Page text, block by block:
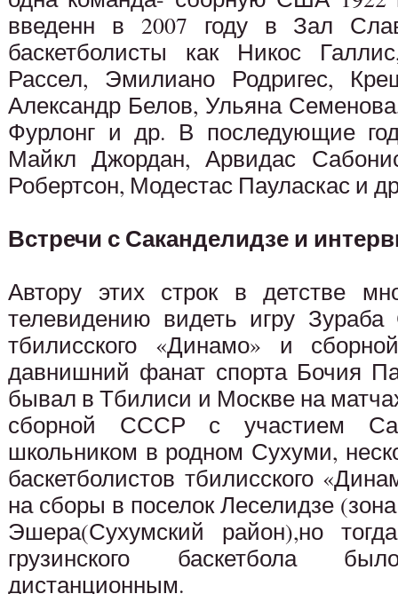
введенн в 2007 году в Зал
баскетболисты как Никос
Рассел, Эмилиано Родригес,
Александр Белов, Ульяна
Фурлонг и др. В последующие
Майкл Джордан, Арвидас
Робертсон, Модестас Пауласкас и
Встречи с Саканделидзе и
Автору этих строк в детстве
телевидению видеть игру Зураба
тбилисского «Динамо» и
давнишний фанат спорта Бочия
бывал в Тбилиси и Москве на
сборной СССР с участием
школьником в родном Сухуми,
баскетболистов тбилисского
на сборы в поселок Леселидзе
Эшера(Сухумский район),но
грузинского баскетбола
дистанционным.